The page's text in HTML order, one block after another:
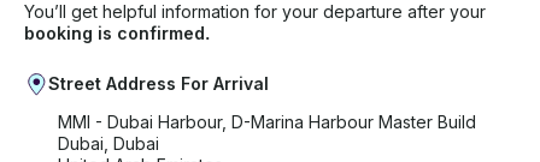
You’ll get helpful information for your departure after your
booking is confirmed.
Street Address For Arrival
MMI - Dubai Harbour, D-Marina Harbour Master Build
Dubai, Dubai